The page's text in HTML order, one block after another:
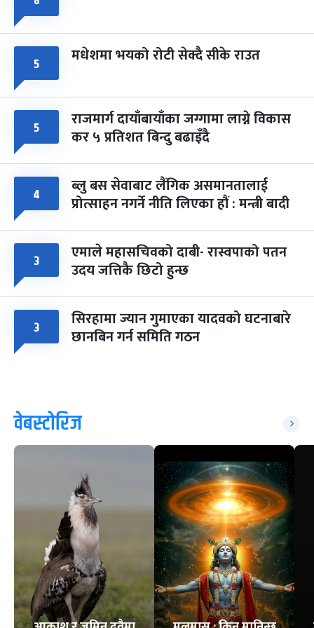
५ मधेशमा भयको रोटी सेक्दै सीके राउत
५ राजमार्ग दायाँबायाँका जग्गामा लाग्ने विकास
कर ५ प्रतिशत बिन्दु बढाइँदै
४ ब्लु बस सेवाबाट लैंगिक असमानतालाई
प्रोत्साहन नगर्ने नीति लिएका हौं : मन्त्री बादी
३ एमाले महासचिवको दाबी- रास्वपाको पतन
उदय जत्तिकै छिटो हुन्छ
३ सिरहामा ज्यान गुमाएका यादवको घटनाबारे
छानबिन गर्न समिति गठन
वेबस्टोरिज